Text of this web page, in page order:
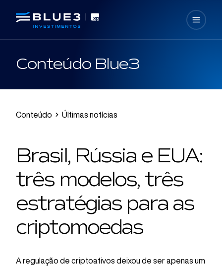
Conteúdo Blue3
Conteúdo Últimas notícias
Brasil, Rússia e EUA:
três modelos, três
estratégias para as
criptomoedas
A regulação de criptoativos deixou de ser apenas um